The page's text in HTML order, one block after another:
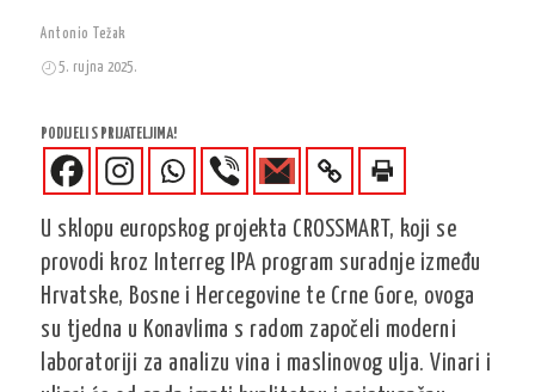
Antonio Težak
5. rujna 2025.
PODIJELI S PRIJATELJIMA!
U sklopu europskog projekta CROSSMART, koji se
provodi kroz Interreg IPA program suradnje između
Hrvatske, Bosne i Hercegovine te Crne Gore, ovoga
su tjedna u Konavlima s radom započeli moderni
laboratoriji za analizu vina i maslinovog ulja. Vinari i